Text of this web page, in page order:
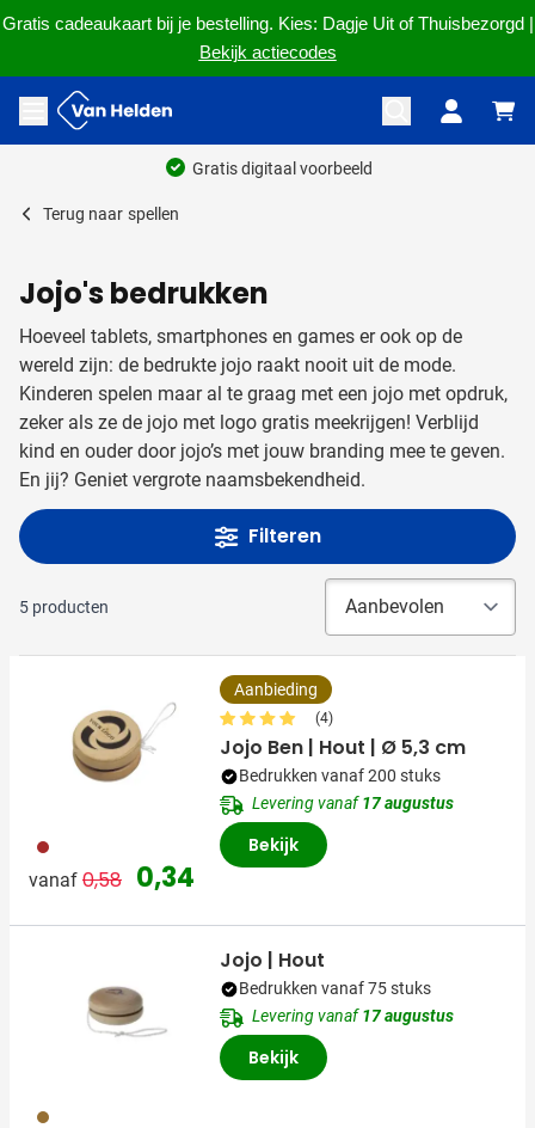
Gratis cadeaukaart bij je bestelling. Kies: Dagje Uit of Thuisbezorgd |
Bekijk actiecodes
Ga naar de inhoud
Menu openen
Gratis digitaal voorbeeld
Terug naar spellen
Jojo's bedrukken
Hoeveel tablets, smartphones en games er ook op de
wereld zijn: de bedrukte jojo raakt nooit uit de mode.
Kinderen spelen maar al te graag met een jojo met opdruk,
zeker als ze de jojo met logo gratis meekrijgen! Verblijd
kind en ouder door jojo’s met jouw branding mee te geven.
En jij? Geniet vergrote naamsbekendheid.
Filteren
5 producten
011
vanaf Normale prijs
0,58 Speciale prijs
0,34
Aanbieding
(4)
Jojo Ben | Hout | Ø 5,3 cm
Bedrukken vanaf 200 stuks
Levering vanaf17 augustus
Bekijk
945
Jojo | Hout
Bedrukken vanaf 75 stuks
Levering vanaf17 augustus
Bekijk